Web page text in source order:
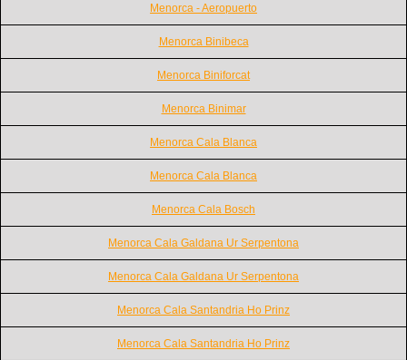
Menorca - Aeropuerto
Menorca Binibeca
Menorca Biniforcat
Menorca Binimar
Menorca Cala Blanca
Menorca Cala Blanca
Menorca Cala Bosch
Menorca Cala Galdana Ur Serpentona
Menorca Cala Galdana Ur Serpentona
Menorca Cala Santandria Ho Prinz
Menorca Cala Santandria Ho Prinz